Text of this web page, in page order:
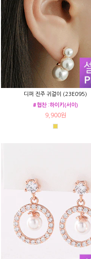
디퍼 진주 귀걸이 (23E095)
#협찬 :하이키(서이)
9,900원